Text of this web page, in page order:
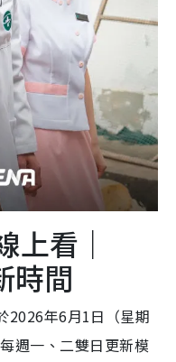
上看｜
時間
2026年6月1日（星期
週一、二雙日更新模